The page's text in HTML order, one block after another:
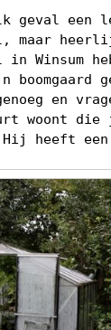
geval een
maar
in Winsum
en
woont die
heeft